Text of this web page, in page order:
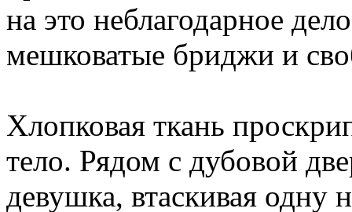
на это неблагодарное
мешковатые бриджи и
Хлопковая ткань
тело. Рядом с дубовой
девушка, втаскивая одну